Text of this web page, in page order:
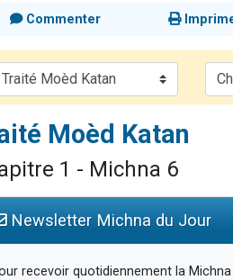
Commenter
Moèd Katan
1 - Michna 6
Newsletter Michna du Jour
recevoir quotidiennement la